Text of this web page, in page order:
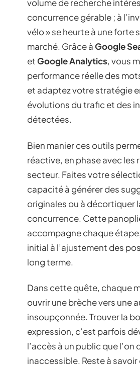
volume de recherche
concurrence gérable ; à
vélo » se heurte à une forte
marché. Grâce àGoogle
etGoogle Analytics, vous
performance réelle des
et adaptez votre stratégie
évolutions du trafic et des
détectées.
Bien manier ces outils
réactive, en phase avec les
secteur. Faites votre
capacité à générer des
originales ou à décortiquer
concurrence. Cette
accompagne chaque
initial à l’ajustement des
long terme.
Dans cette quête, chaque
ouvrir une brèche vers une
insoupçonnée. Trouver la
expression, c’est parfois
l’accès à un public que l’on
inaccessible. Reste à savoir